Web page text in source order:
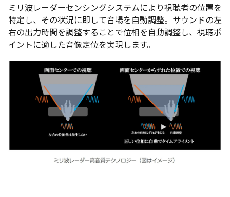
ミリ波レーダーセンシングシステムにより視聴者の位置を
特定し、その状況に即して音場を自動調整。サウンドの左
右の出力時間を調整することで位相を自動調整し、視聴ポ
イントに適した音像定位を実現します。